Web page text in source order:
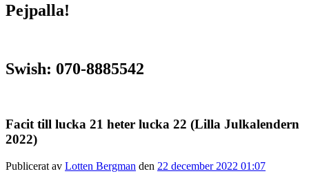
Pejpalla!
Swish: 070-8885542
Facit till lucka 21 heter lucka 22 (Lilla Julkalendern
2022)
Publicerat av Lotten Bergman den 22 december 2022 01:07